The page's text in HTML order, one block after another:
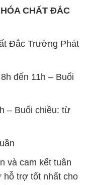
CHẤT ĐẮC
Đắc Trường Phát
đến 11h – Buổi
– Buổi chiều: từ
và cam kết tuân
hỗ trợ tốt nhất cho